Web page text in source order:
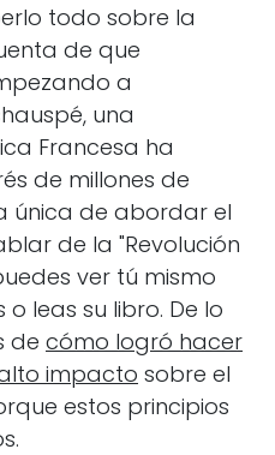
todo sobre la
de que
a
una
Francesa ha
de millones de
única de abordar el
de la "Revolución
ver tú mismo
leas su libro. De lo
de cómo logró hacer
impacto sobre el
estos principios